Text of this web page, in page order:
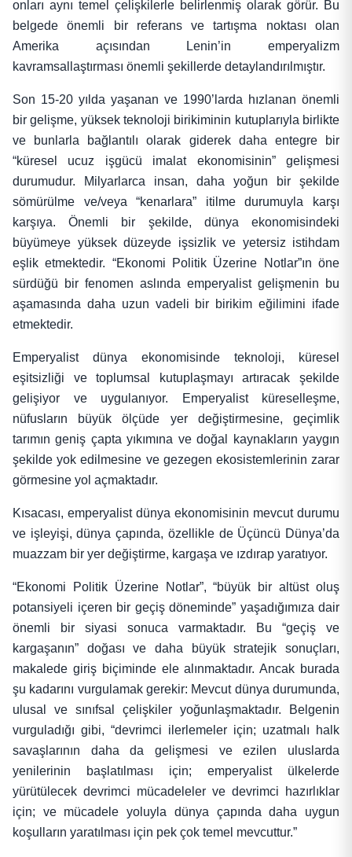
onları aynı temel çelişkilerle belirlenmiş olarak görür. Bu
belgede önemli bir referans ve tartışma noktası olan
Amerika açısından Lenin’in emperyalizm
kavramsallaştırması önemli şekillerde detaylandırılmıştır.
Son 15-20 yılda yaşanan ve 1990’larda hızlanan önemli
bir gelişme, yüksek teknoloji birikiminin kutuplarıyla birlikte
ve bunlarla bağlantılı olarak giderek daha entegre bir
“küresel ucuz işgücü imalat ekonomisinin” gelişmesi
durumudur. Milyarlarca insan, daha yoğun bir şekilde
sömürülme ve/veya “kenarlara” itilme durumuyla karşı
karşıya. Önemli bir şekilde, dünya ekonomisindeki
büyümeye yüksek düzeyde işsizlik ve yetersiz istihdam
eşlik etmektedir. “Ekonomi Politik Üzerine Notlar”ın öne
sürdüğü bir fenomen aslında emperyalist gelişmenin bu
aşamasında daha uzun vadeli bir birikim eğilimini ifade
etmektedir.
Emperyalist dünya ekonomisinde teknoloji, küresel
eşitsizliği ve toplumsal kutuplaşmayı artıracak şekilde
gelişiyor ve uygulanıyor. Emperyalist küreselleşme,
nüfusların büyük ölçüde yer değiştirmesine, geçimlik
tarımın geniş çapta yıkımına ve doğal kaynakların yaygın
şekilde yok edilmesine ve gezegen ekosistemlerinin zarar
görmesine yol açmaktadır.
Kısacası, emperyalist dünya ekonomisinin mevcut durumu
ve işleyişi, dünya çapında, özellikle de Üçüncü Dünya’da
muazzam bir yer değiştirme, kargaşa ve ızdırap yaratıyor.
“Ekonomi Politik Üzerine Notlar”, “büyük bir altüst oluş
potansiyeli içeren bir geçiş döneminde” yaşadığımıza dair
önemli bir siyasi sonuca varmaktadır. Bu “geçiş ve
kargaşanın” doğası ve daha büyük stratejik sonuçları,
makalede giriş biçiminde ele alınmaktadır. Ancak burada
şu kadarını vurgulamak gerekir: Mevcut dünya durumunda,
ulusal ve sınıfsal çelişkiler yoğunlaşmaktadır. Belgenin
vurguladığı gibi, “devrimci ilerlemeler için; uzatmalı halk
savaşlarının daha da gelişmesi ve ezilen uluslarda
yenilerinin başlatılması için; emperyalist ülkelerde
yürütülecek devrimci mücadeleler ve devrimci hazırlıklar
için; ve mücadele yoluyla dünya çapında daha uygun
koşulların yaratılması için pek çok temel mevcuttur.”